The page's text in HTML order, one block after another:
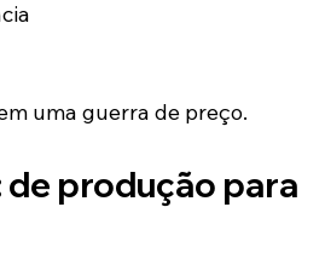
uma guerra de preço.
produção para